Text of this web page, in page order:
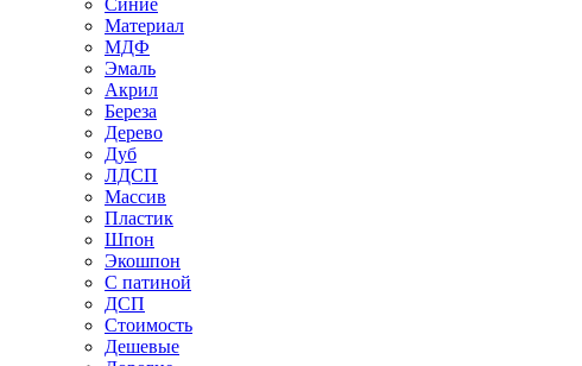
Материал
МДФ
Эмаль
Акрил
Береза
Дерево
Дуб
ЛДСП
Массив
Пластик
Шпон
Экошпон
С патиной
ДСП
Стоимость
Дешевые